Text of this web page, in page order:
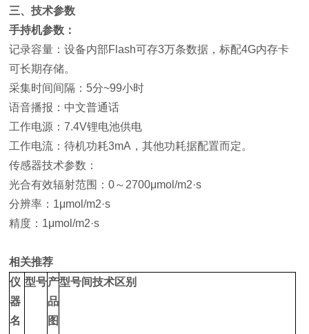
三、技术参数
手持机参数：
记录容量：设备内部Flash可存3万条数据，标配4G内存卡
可长期存储。
采集时间间隔：5分~99小时
语音播报：中文普通话
工作电源：7.4V锂电池供电
工作电流：待机功耗3mA，其他功耗据配置而定。
传感器技术参数：
光合有效辐射范围：0～2700μmol/m2·s
分辨率：1μmol/m2·s
精度：1μmol/m2·s
相关推荐
仪
器
名
型号产
品
图
型号间技术区别